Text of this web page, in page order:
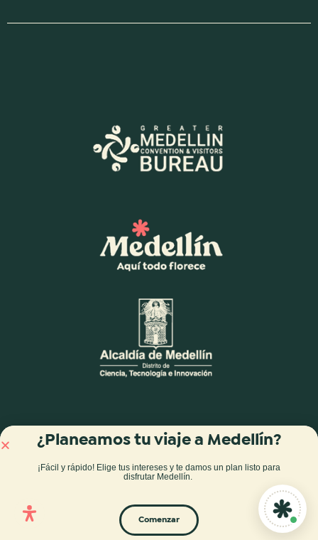
¿Planeamos tu viaje a Medellín?
¡Fácil y rápido! Elige tus intereses y te damos un plan listo para
disfrutar Medellín.
Comenzar